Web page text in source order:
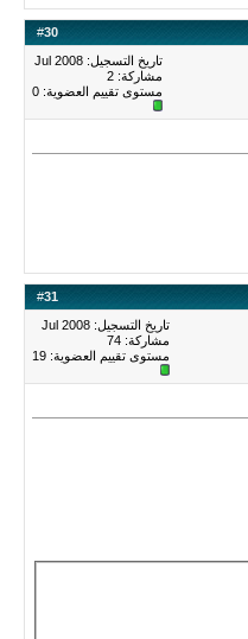
#30
تاريخ التسجيل: Jul 2008
مشاركة: 2
مستوى تقييم العضوية: 0
#31
تاريخ التسجيل: Jul 2008
مشاركة: 74
مستوى تقييم العضوية: 19